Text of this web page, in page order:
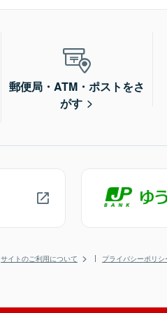
郵便局・ATM・ポストをさ
がす
サイトのご利用について プライバシーポリシ